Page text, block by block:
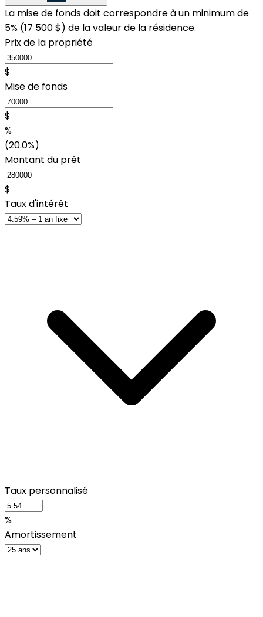
La mise de fonds doit correspondre à un minimum de
5% (17 500 $) de la valeur de la résidence.
Prix de la propriété
$
Mise de fonds
$
%
(20.0%)
Montant du prêt
$
Taux d'intérêt
Taux personnalisé
%
Amortissement